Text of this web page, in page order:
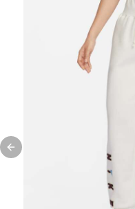
Previous slide